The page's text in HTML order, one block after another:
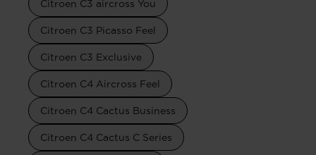
Citroen C3 aircross You
Citroen C3 Picasso Feel
Citroen C3 Exclusive
Citroen C4 Aircross Feel
Citroen C4 Cactus Business
Citroen C4 Cactus C Series